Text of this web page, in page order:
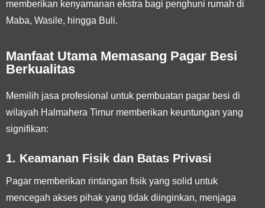
memberikan kenyamanan ekstra bagi penghuni rumah di
Maba, Wasile, hingga Buli.
Manfaat Utama Memasang Pagar Besi
Berkualitas
Memilih jasa profesional untuk pembuatan pagar besi di
wilayah Halmahera Timur memberikan keuntungan yang
signifikan:
1. Keamanan Fisik dan Batas Privasi
Pagar memberikan rintangan fisik yang solid untuk
mencegah akses pihak yang tidak diinginkan, menjaga